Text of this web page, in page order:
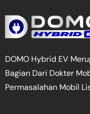
DOMO Hybrid EV
Bagian Dari Dokter
Permasalahan Mobil